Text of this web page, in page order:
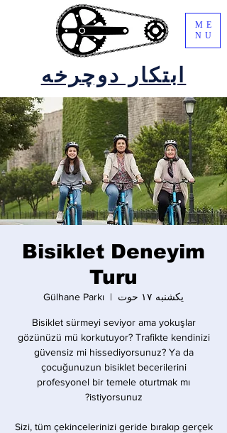
ابتکار دوچرخه
ME
NU
Bisiklet Deneyim
Turu
یکشنبه ۱۷ حوت
  |
Gülhane Parkı
Bisiklet sürmeyi seviyor ama yokuşlar
gözünüzü mü korkutuyor? Trafikte kendinizi
güvensiz mi hissediyorsunuz? Ya da
çocuğunuzun bisiklet becerilerini
profesyonel bir temele oturtmak mı
Sizi, tüm çekincelerinizi geride bırakıp gerçek